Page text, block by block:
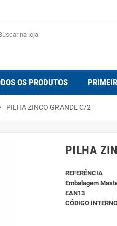
OS PRODUTOS
PILHA ZINCO GRANDE C/2
PILHA
REFERÊNCIA
Embalagem
EAN13
CÓDIGO